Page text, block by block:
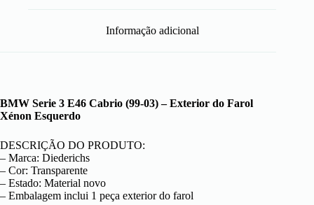
Informação adicional
BMW Serie 3 E46 Cabrio (99-03) – Exterior do Farol
Xénon Esquerdo
DESCRIÇÃO DO PRODUTO:
– Marca: Diederichs
– Cor: Transparente
– Estado: Material novo
– Embalagem inclui 1 peça exterior do farol